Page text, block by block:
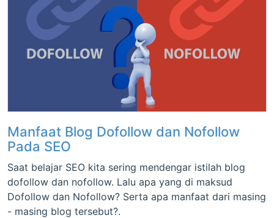
Manfaat Blog Dofollow dan Nofollow
Pada SEO
Saat belajar SEO kita sering mendengar istilah blog
dofollow dan nofollow. Lalu apa yang di maksud
Dofollow dan Nofollow? Serta apa manfaat dari masing
- masing blog tersebut?.